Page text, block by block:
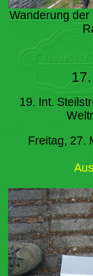
Wanderung
19. Int.
Freitag, 27.